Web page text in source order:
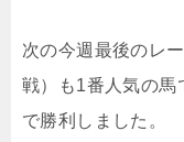
次の今週最後のレ
戦）も1番人気の馬
で勝利しました。